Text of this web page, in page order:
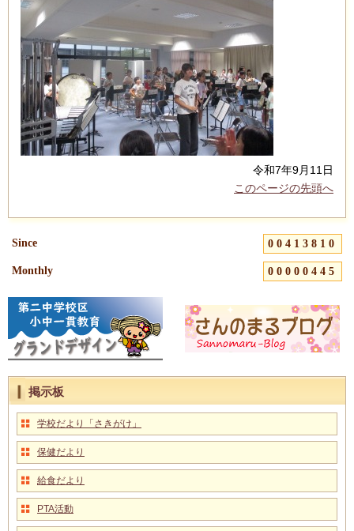
Since 00413810
Monthly 00000445
掲示板
学校だより「さきがけ」
保健だより
給食だより
PTA活動
令和7年9月11日
このページの先頭へ